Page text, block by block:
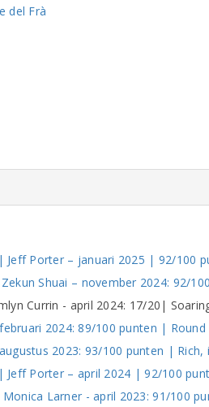
del Frà
Jeff Porter – januari 2025 | 92/100
Shuai – november 2024: 92/
Currin - april 2024: 17/20|
2024: 89/100 punten |
2023: 93/100 punten |
Jeff Porter – april 2024 | 92/100
Larner - april 2023: 91/100